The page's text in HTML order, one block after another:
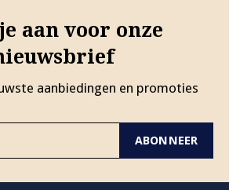
aan voor onze
aanbiedingen en promoties
ABONNEER